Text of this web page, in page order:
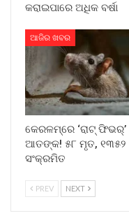
କରାଇପାରେ ଅଧିକ ବର୍ଷା
ଆଜିର ଖବର
କେରଳମ୍‌ରେ ‘ରାଟ୍ ଫିଭର୍’
ଆତଙ୍କ! ୫୮ ମୃତ, ୧୩୫୨
ସଂକ୍ରମିତ
PREV NEXT